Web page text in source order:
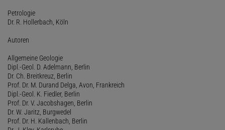
Petrologie
Dr. R. Hollerbach, Köln
Autoren
Allgemeine Geologie
Dipl.-Geol. D. Adelmann, Berlin
Dr. Ch. Breitkreuz, Berlin
Prof. Dr. M. Durand Delga, Avon, Frankreich
Dipl.-Geol. K. Fiedler, Berlin
Prof. Dr. V. Jacobshagen, Berlin
Dr. W. Jaritz, Burgwedel
Prof. Dr. H. Kallenbach, Berlin